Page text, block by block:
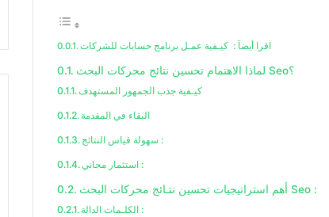
اقرا أيضآ : كيـفية عمـل برنامج حسابات للشركات
لماذا الاهتمام تحسين نتائج محركات البحث Seo؟
كيـفية جذب الجمهور المستهدف
البقاء في المقدمة
سهولة قياس النتائج :
استثمار مجاني :
أهم استراتيجيات تحسين نتـائج محركات البحث Seo :
الكلـمات الدالة :